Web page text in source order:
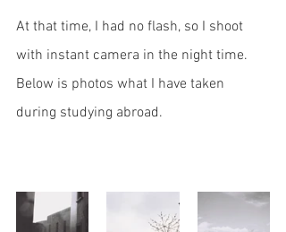
At that time, I had no flash, so I shoot
with instant camera in the night time.
Below is photos what I have taken
during studying abroad.